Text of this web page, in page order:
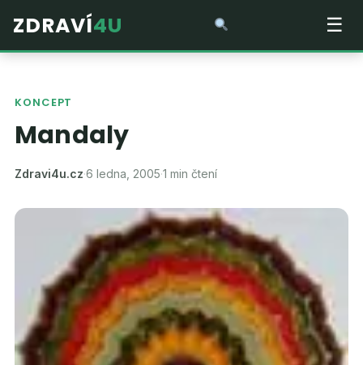
ZDRAVÍ4U ☰
KONCEPT
Mandaly
Zdravi4u.cz·6 ledna, 2005·1 min čtení